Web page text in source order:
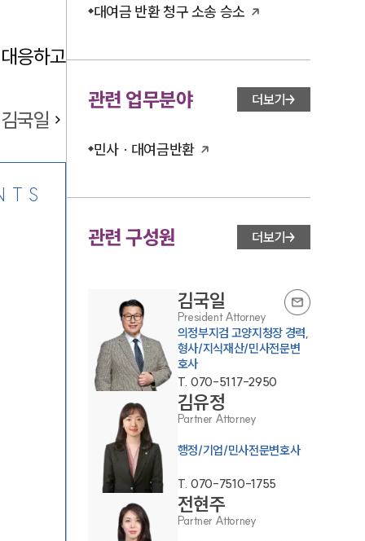
응하고
김국일
대여금 반환 청구 소송 승소
관련 업무분야 더보기
민사 · 대여금반환
관련 구성원 더보기
김국일
President Attorney
의정부지검 고양지청장 경력,
형사/지식재산/민사전문변
호사
T. 070-5117-2950
김유정
Partner Attorney
행정/기업/민사전문변호사
T. 070-7510-1755
전현주
Partner Attorney